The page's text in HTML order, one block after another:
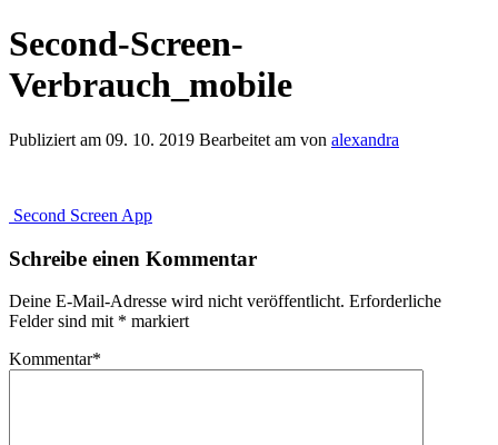
Second-Screen-
Verbrauch_mobile
Publiziert am 09. 10. 2019 Bearbeitet am von alexandra
Second Screen App
Schreibe einen Kommentar
Deine E-Mail-Adresse wird nicht veröffentlicht. Erforderliche
Felder sind mit * markiert
Kommentar*